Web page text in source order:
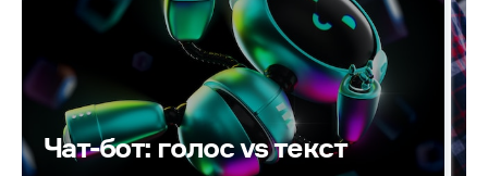
Чат-бот: голос vs текст